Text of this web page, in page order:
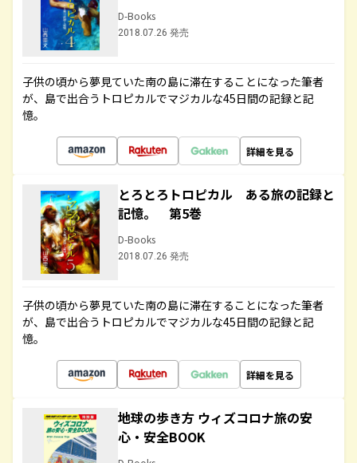
D-Books
2018.07.26 発売
子供の頃から夢見ていた南の島に滞在することになった筆者
が、島で出合うトロピカルでマジカルな45日間の記録と記
憶。
詳細を見る
とろとろトロピカル ある旅の記録と
記憶。 第5巻
D-Books
2018.07.26 発売
子供の頃から夢見ていた南の島に滞在することになった筆者
が、島で出合うトロピカルでマジカルな45日間の記録と記
憶。
詳細を見る
地球の歩き方 ウィズコロナ旅の安
心・安全BOOK